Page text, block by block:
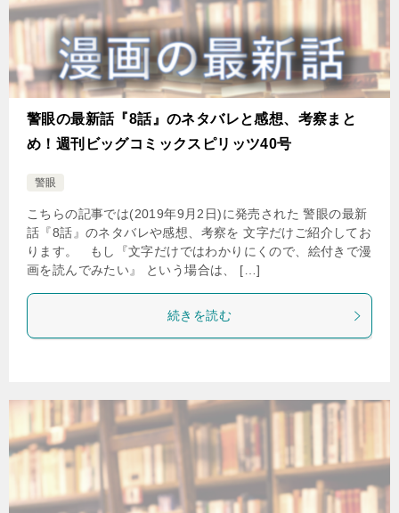
警眼の最新話『8話』のネタバレと感想、考察まと
め！週刊ビッグコミックスピリッツ40号
警眼
こちらの記事では(2019年9月2日)に発売された 警眼の最新
話『8話』のネタバレや感想、考察を 文字だけご紹介してお
ります。 もし『文字だけではわかりにくので、絵付きで漫
画を読んでみたい』 という場合は、 […]
続きを読む